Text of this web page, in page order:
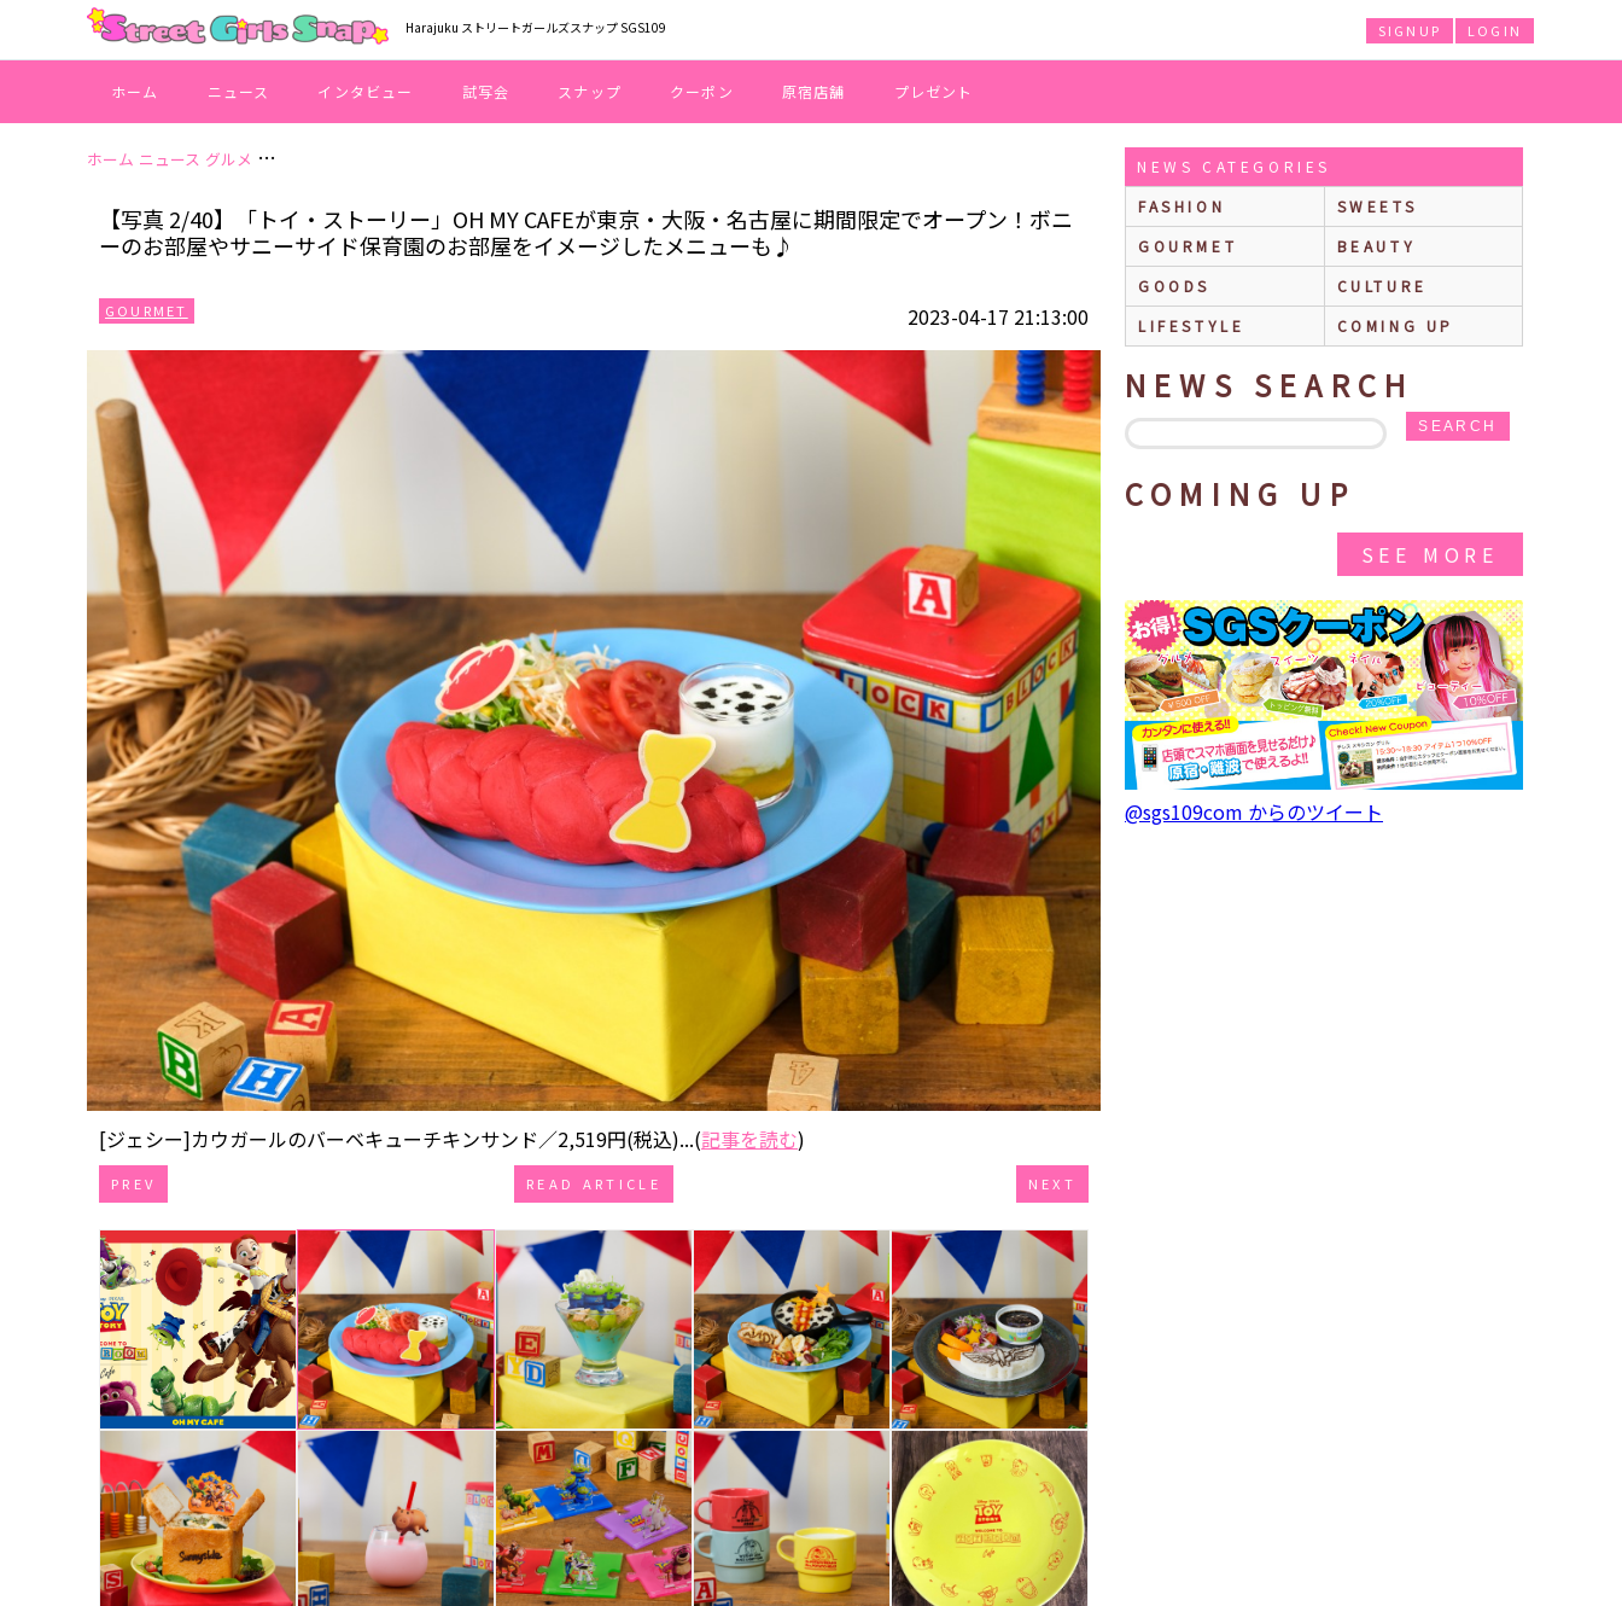
Harajuku ストリートガールズスナップ SGS109 LOGIN
SIGNUP
ホーム ニュース インタビュー 試写会 スナップ クーポン 原宿店舗 プレゼント
ホーム ニュース グルメ 【写真 2/40】「トイ・ストーリー」OH MY CAFEが東京・大阪・名古屋に期間限定でオープン！ボニーのお部屋やサニーサイド保育園のお部屋をイメージしたメニューも♪
【写真 2/40】「トイ・ストーリー」OH MY CAFEが東京・大阪・名古屋に期間限定でオープン！ボニ
ーのお部屋やサニーサイド保育園のお部屋をイメージしたメニューも♪
GOURMET 2023-04-17 21:13:00
[ジェシー]カウガールのバーベキューチキンサンド／2,519円(税込)...(記事を読む)
PREV READ ARTICLE NEXT
NEWS CATEGORIES
FASHION
SWEETS
GOURMET
BEAUTY
GOODS
CULTURE
LIFESTYLE
COMING UP
NEWS SEARCH
SEARCH
COMING UP
SEE MORE
@sgs109com からのツイート